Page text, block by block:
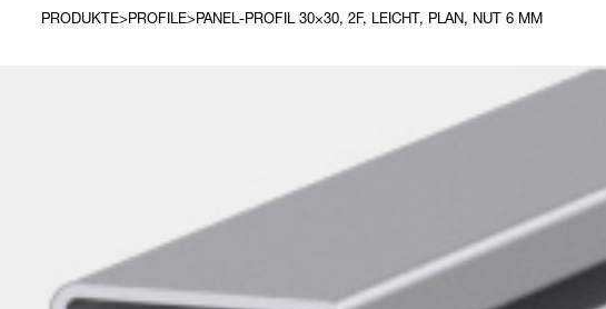
PRODUKTE PROFILE PANEL-PROFIL 30×30, 2F, LEICHT, PLAN, NUT 6 MM